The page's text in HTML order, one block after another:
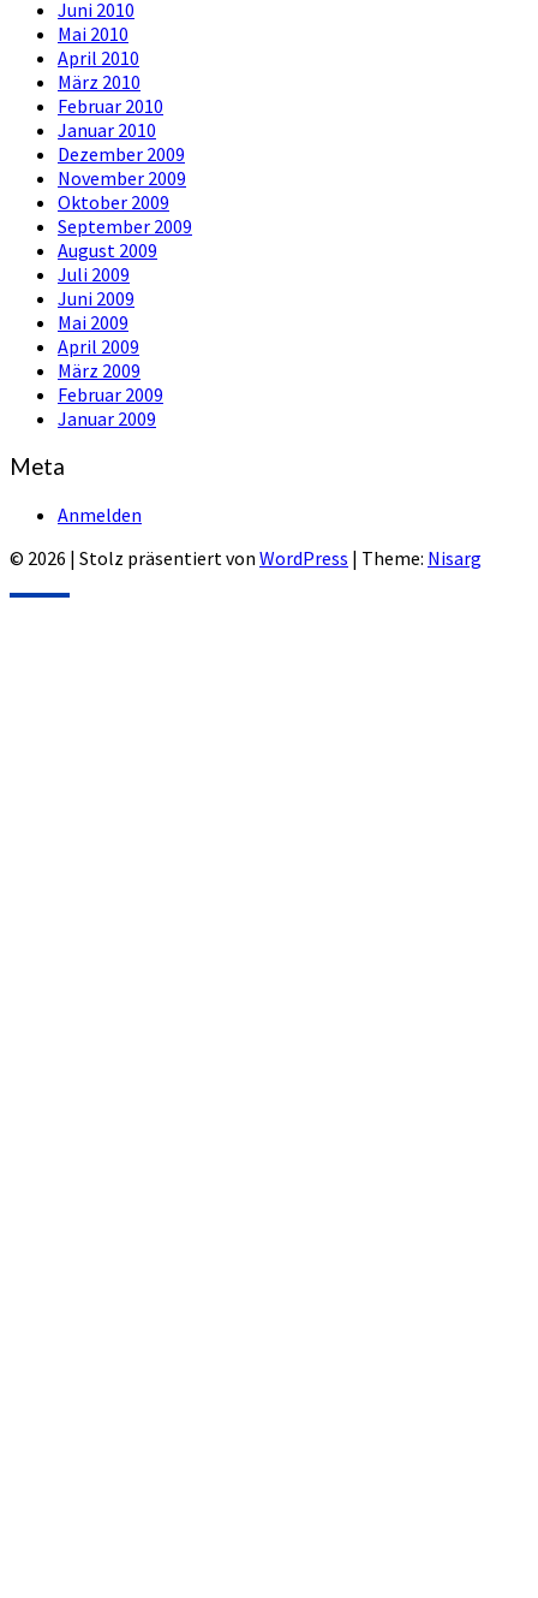
Juni 2010
Mai 2010
April 2010
März 2010
Februar 2010
Januar 2010
Dezember 2009
November 2009
Oktober 2009
September 2009
August 2009
Juli 2009
Juni 2009
Mai 2009
April 2009
März 2009
Februar 2009
Januar 2009
Meta
Anmelden
© 2026 | Stolz präsentiert von WordPress | Theme: Nisarg